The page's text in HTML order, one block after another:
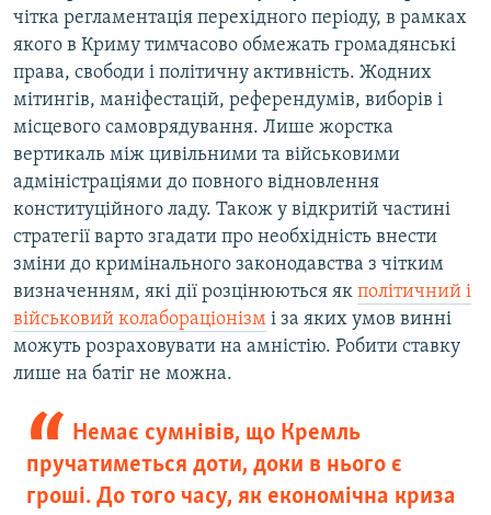
чітка регламентація перехідного періоду, в рамках
якого в Криму тимчасово обмежать громадянські
права, свободи і політичну активність. Жодних
мітингів, маніфестацій, референдумів, виборів і
місцевого самоврядування. Лише жорстка
вертикаль між цивільними та військовими
адміністраціями до повного відновлення
конституційного ладу. Також у відкритій частині
стратегії варто згадати про необхідність внести
зміни до кримінального законодавства з чітким
визначенням, які дії розцінюються як політичний і
військовий колабораціонізм і за яких умов винні
можуть розраховувати на амністію. Робити ставку
лише на батіг не можна.
Немає сумнівів, що Кремль
пручатиметься доти, доки в нього є
гроші. До того часу, як економічна криза